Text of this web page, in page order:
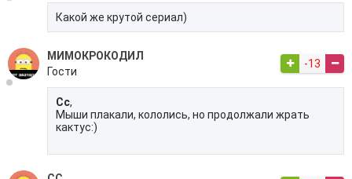
Какой же крутой сериал)
МИМОКРОКОДИЛ
Гости
-13
Сс,
Мыши плакали, кололись, но продолжали жрать
кактус:)